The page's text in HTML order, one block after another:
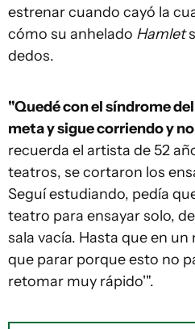
estrenar cuando cayó la
cómo su anhelado Hamlet
dedos.
"Quedé con el síndrome
meta y sigue corriendo y
recuerda el artista de 52
teatros, se cortaron los
Seguí estudiando, pedía
teatro para ensayar solo,
sala vacía. Hasta que en
que parar porque esto no
retomar muy rápido'".